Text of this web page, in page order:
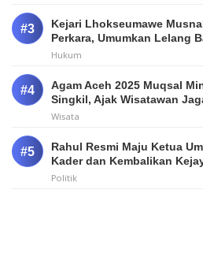
Kejari Lhokseumawe
Perkara, Umumkan Lelang
Hukum
Agam Aceh 2025 Muqsal
Singkil, Ajak Wisatawan
Wisata
Rahul Resmi Maju Ketua
Kader dan Kembalikan
Politik